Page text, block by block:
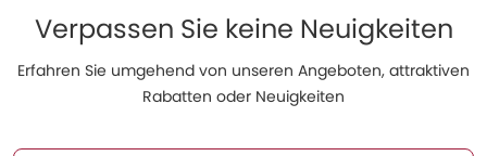
Verpassen Sie keine Neuigkeiten
Erfahren Sie umgehend von unseren Angeboten, attraktiven
Rabatten oder Neuigkeiten